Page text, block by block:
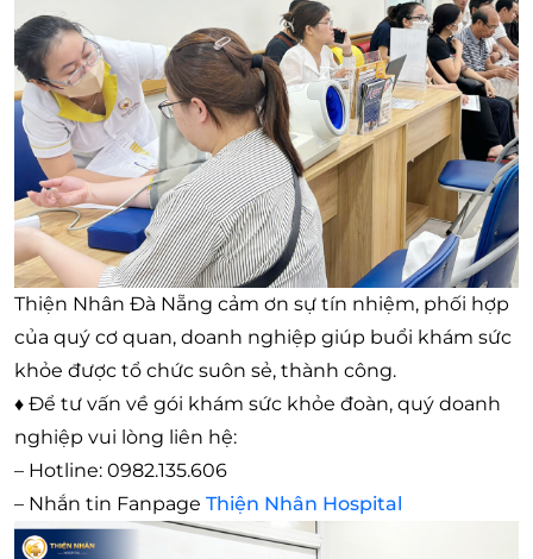
Thiện Nhân Đà Nẵng cảm ơn sự tín nhiệm, phối hợp
của quý cơ quan, doanh nghiệp giúp buổi khám sức
khỏe được tổ chức suôn sẻ, thành công.
♦ Để tư vấn về gói khám sức khỏe đoàn, quý doanh
nghiệp vui lòng liên hệ:
– Hotline: 0982.135.606
– Nhắn tin Fanpage Thiện Nhân Hospital